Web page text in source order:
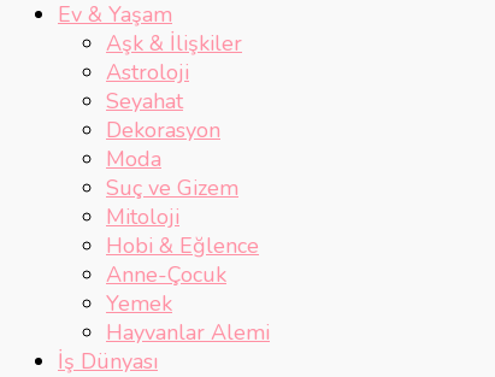
Ev & Yaşam
Aşk & İlişkiler
Astroloji
Seyahat
Dekorasyon
Moda
Suç ve Gizem
Mitoloji
Hobi & Eğlence
Anne-Çocuk
Yemek
Hayvanlar Alemi
İş Dünyası